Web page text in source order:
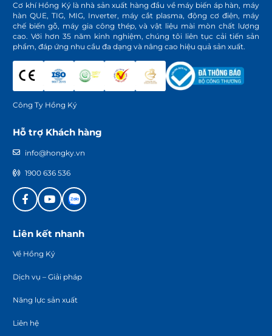
Cơ khí Hồng Ký là nhà sản xuất hàng đầu về máy biến áp hàn, máy
hàn QUE, TIG, MIG, Inverter, máy cắt plasma, động cơ điện, máy
chế biến gỗ, máy gia công thép, và vật liệu mài mòn chất lượng
cao. Với hơn 35 năm kinh nghiệm, chúng tôi liên tục cải tiến sản
phẩm, đáp ứng nhu cầu đa dạng và nâng cao hiệu quả sản xuất.
Công Ty Hồng Ký
Hỗ trợ Khách hàng
info@hongky.vn
1900 636 536
Liên kết nhanh
Về Hồng Ký
Dịch vụ – Giải pháp
Năng lực sản xuất
Liên hệ